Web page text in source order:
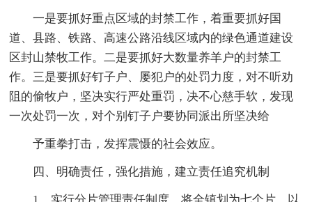
一是要抓好重点区域的封禁工作，着重要抓好国
道、县路、铁路、高速公路沿线区域内的绿色通道建设
区封山禁牧工作。二是要抓好大数量养羊户的封禁工
作。三是要抓好钉子户、屡犯户的处罚力度，对不听劝
阻的偷牧户，坚决实行严处重罚，决不心慈手软，发现
一次处罚一次，对个别钉子户要协同派出所坚决给
予重拳打击，发挥震慑的社会效应。
四、明确责任，强化措施，建立责任追究机制